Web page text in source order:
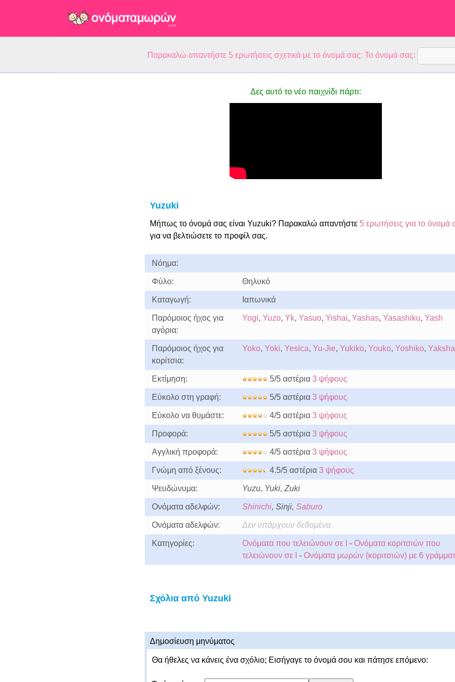
Παρακαλώ απαντήστε 5 ερωτήσεις σχετικά με το όνομά σας: Το όνομά σας:
Δες αυτό το νέο παιχνίδι πάρτι:
Yuzuki
Μήπως το όνομά σας είναι Yuzuki? Παρακαλώ απαντήστε5 ερωτήσεις για το όνομά
για να βελτιώσετε το προφίλ σας.
Νόημα:
Φύλο: Θηλυκό
Καταγωγή: Ιαπωνικά
Παρόμοιος ήχος για
αγόρια:
Yogi, Yuzo, Yk, Yasuo, Yishai, Yashas, Yasashiku, Yash
Παρόμοιος ήχος για
κορίτσια:
Yoko, Yoki, Yesica, Yu-Jie, Yukiko, Youko, Yoshiko, Yaksha
Εκτίμηση: 5/5 αστέρια 3 ψήφους
Εύκολο στη γραφή: 5/5 αστέρια 3 ψήφους
Εύκολο να θυμάστε: 4/5 αστέρια 3 ψήφους
Προφορά: 5/5 αστέρια 3 ψήφους
Αγγλική προφορά: 4/5 αστέρια 3 ψήφους
Γνώμη από ξένους: 4.5/5 αστέρια 3 ψήφους
Ψευδώνυμα: Yuzu, Yuki, Zuki
Ονόματα αδελφών: Shinichi, Sinji, Saburo
Ονόματα αδελφών: Δεν υπάρχουν δεδομένα
Κατηγορίες: Ονόματα που τελειώνουν σε I - Ονόματα κοριτσιών που
τελειώνουν σε I
- Ονόματα μωρών (κοριτσιών) με 6
Σχόλια από Yuzuki
Δημοσίευση μηνύματος
Θα ήθελες να κάνεις ένα σχόλιο; Εισήγαγε το όνομά σου και πάτησε επόμενο: